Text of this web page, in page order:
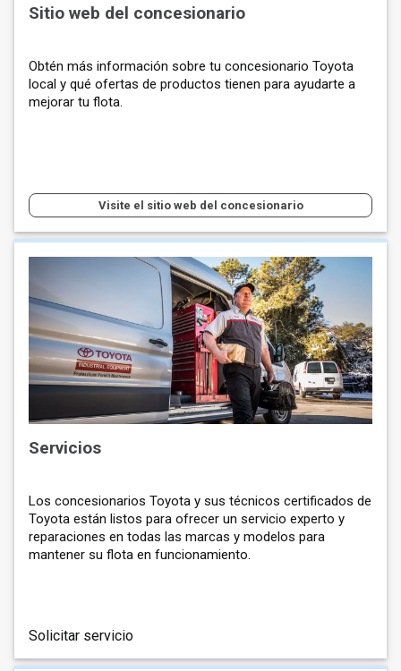
Sitio web del concesionario
Obtén más información sobre tu concesionario Toyota
local y qué ofertas de productos tienen para ayudarte a
mejorar tu flota.
Visite el sitio web del concesionario
Servicios
Los concesionarios Toyota y sus técnicos certificados de
Toyota están listos para ofrecer un servicio experto y
reparaciones en todas las marcas y modelos para
mantener su flota en funcionamiento.
Solicitar servicio